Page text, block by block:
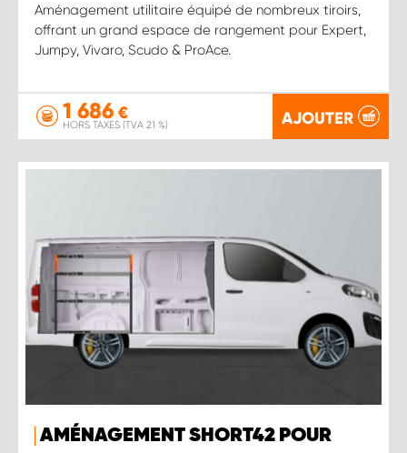
Aménagement utilitaire équipé de nombreux tiroirs,
offrant un grand espace de rangement pour Expert,
Jumpy, Vivaro, Scudo & ProAce.
1 686 €
HORS TAXES (TVA 21 %) AJOUTER
AMÉNAGEMENT SHORT42 POUR